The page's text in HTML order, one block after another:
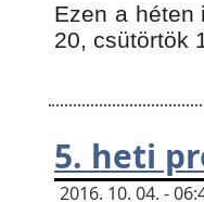
Ezen a héten
20, csütörtök
5. heti
2016. 10. 04. -